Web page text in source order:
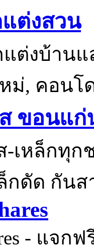
ต่งสวน
แต่งบ้าน
ม่, คอนโ
ขอนแก่
-เหล็กทุ
กดัด กัน
- แจก